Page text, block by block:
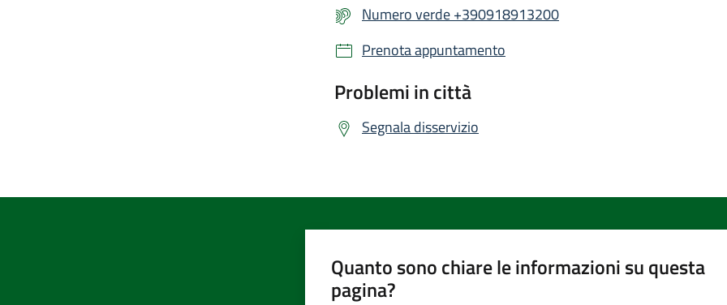
Numero verde +390918913200
Prenota appuntamento
Problemi in città
Segnala disservizio
Quanto sono chiare le informazioni su questa
pagina?